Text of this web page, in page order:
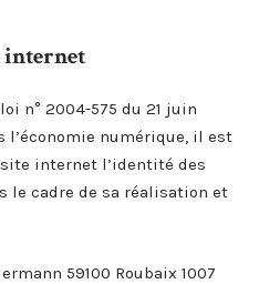
internet
n° 2004-575 du 21 juin
l’économie numérique, il est
internet l’identité des
le cadre de sa réalisation et
59100 Roubaix 1007